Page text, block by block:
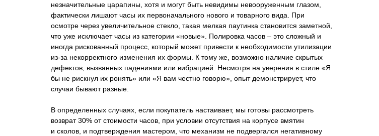
незначительные царапины, хотя и могут быть невидимы невооруженным глазом,
фактически лишают часы их первоначального нового и товарного вида. При
осмотре через увеличительное стекло, такая мелкая паутинка становится заметной,
что уже исключает часы из категории «новые». Полировка часов – это сложный и
иногда рискованный процесс, который может привести к необходимости утилизации
из-за некорректного изменения их формы. К тому же, возможно наличие скрытых
дефектов, вызванных падениями или вибрацией. Несмотря на уверения в стиле «Я
бы не рискнул их ронять» или «Я вам честно говорю», опыт демонстрирует, что
случаи бывают разные.
В определенных случаях, если покупатель настаивает, мы готовы рассмотреть
возврат 30% от стоимости часов, при условии отсутствия на корпусе вмятин
и сколов, и подтверждения мастером, что механизм не подвергался негативному